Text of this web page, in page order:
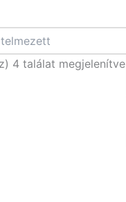
4 találat megjelenítve